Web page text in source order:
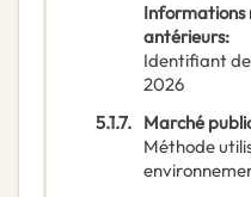
Informations
antérieurs:
Identifiant
2026
5.1.7. Marché
Méthode